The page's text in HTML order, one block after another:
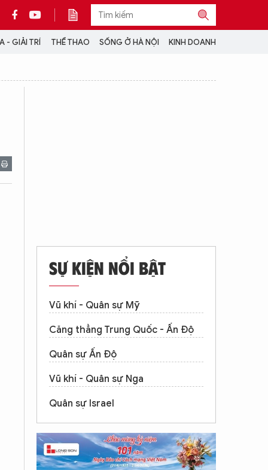
- GIẢI TRÍ THỂ THAO SỐNG Ở HÀ NỘI KINH DOANH
SỰ KIỆN NỔI BẬT
Vũ khí - Quân sự Mỹ
Căng thẳng Trung Quốc - Ấn Độ
Quân sự Ấn Độ
Vũ khí - Quân sự Nga
Quân sự Israel